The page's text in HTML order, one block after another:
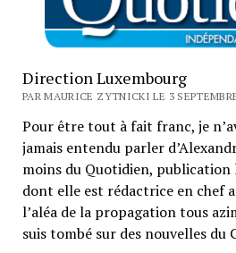
Direction Luxembourg
PAR MAURICE ZYTNICKI LE 3
Pour être tout à fait franc, je
jamais entendu parler
moins du Quotidien, publication
dont elle est rédactrice en chef
l’aléa de la propagation tous
suis tombé sur des nouvelles du